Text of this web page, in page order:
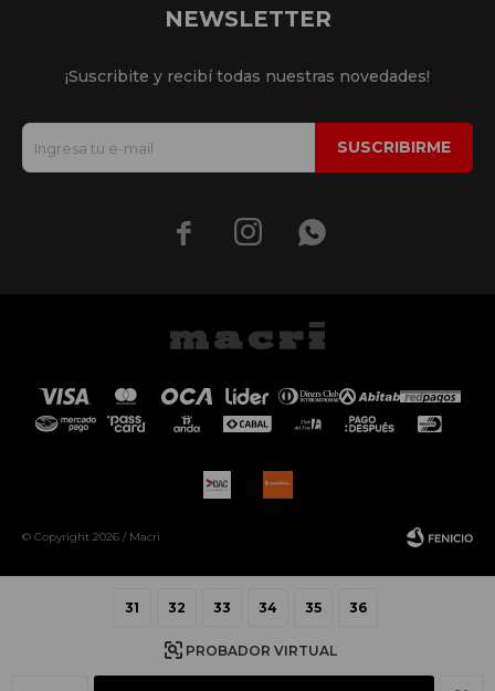
31 32 33 34 35 36
PROBADOR VIRTUAL
NEWSLETTER
¡Suscribite y recibí todas nuestras novedades!
SUSCRIBIRME
  
© Copyright 2026 / Macri